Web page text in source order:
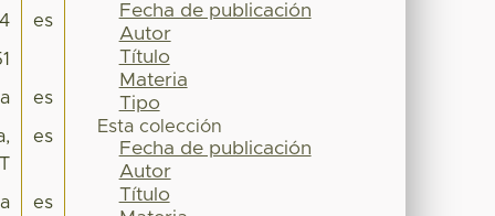
es
es
es
es
Fecha de publicación
Autor
Título
Materia
Tipo
Esta colección
Fecha de publicación
Autor
Título